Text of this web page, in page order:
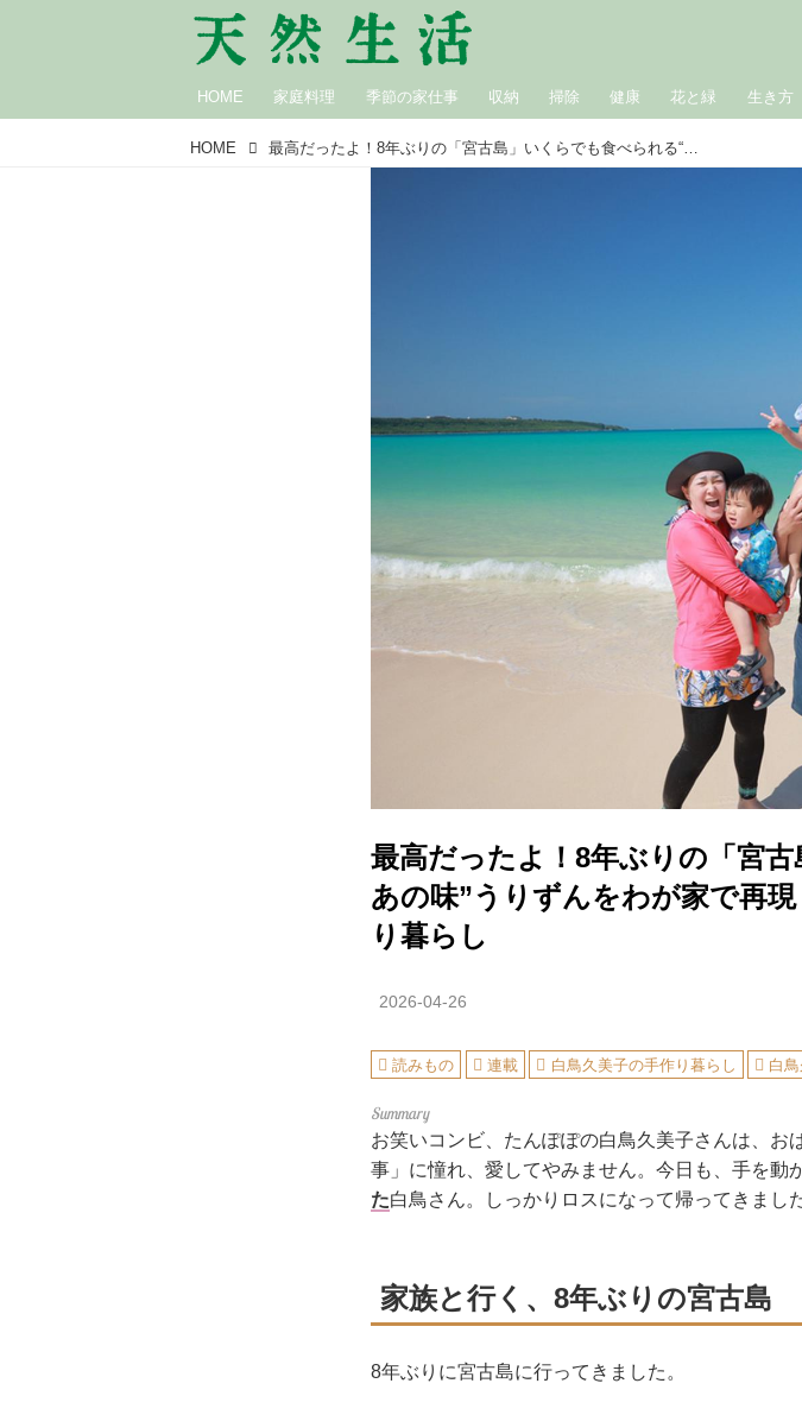
HOME 家庭料理 季節の家仕事 収納 掃除 健康 花と緑 生き方
HOME 最高だったよ！8年ぶりの「宮古島」いくらでも食べられる“おばあの味”うりずんをわが家で再現｜たんぽぽ白鳥久美子の手づくり暮らし
最高だったよ！8年ぶりの「宮
あの味”うりずんをわが家で再
り暮らし
2026-04-26
読みもの 連載 白鳥久美子の手作り暮らし 白
お笑いコンビ、たんぽぽの白鳥久美子さんは、
事」に憧れ、愛してやみません。今日も、手を動
た白鳥さん。しっかりロスになって帰ってきました
家族と行く、8年ぶりの宮古島
8年ぶりに宮古島に行ってきました。